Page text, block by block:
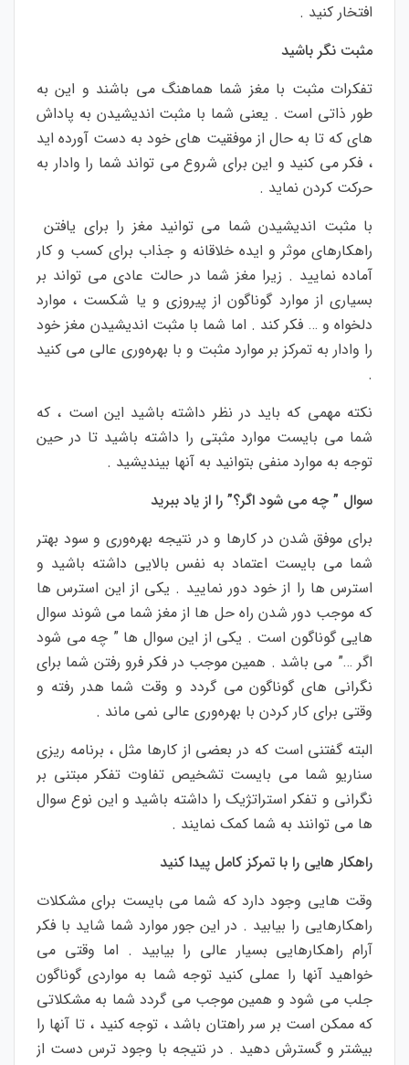
افتخار کنید .
مثبت نگر باشید
تفکرات مثبت با مغز شما هماهنگ می باشند و این به
طور ذاتی است . یعنی شما با مثبت اندیشیدن به پاداش
های که تا به حال از موفقیت های خود به دست آورده اید
، فکر می کنید و این برای شروع می تواند شما را وادار به
حرکت کردن نماید .
با مثبت اندیشیدن شما می توانید مغز را برای یافتن
راهکارهای موثر و ایده خلاقانه و جذاب برای کسب و کار
آماده نمایید . زیرا مغز شما در حالت عادی می تواند بر
بسیاری از موارد گوناگون از پیروزی و یا شکست ، موارد
دلخواه و … فکر کند . اما شما با مثبت اندیشیدن مغز خود
را وادار به تمرکز بر موارد مثبت و با بهره‌وری عالی می کنید
.
نکته مهمی که باید در نظر داشته باشید این است ، که
شما می بایست موارد مثبتی را داشته باشید تا در حین
توجه به موارد منفی بتوانید به آنها بیندیشید .
سوال ” چه می شود اگر؟” را از یاد ببرید
برای موفق شدن در کارها و در نتیجه بهره‌وری و سود بهتر
شما می بایست اعتماد به نفس بالایی داشته باشید و
استرس ها را از خود دور نمایید . یکی از این استرس ها
که موجب دور شدن راه حل ها از مغز شما می شوند سوال
هایی گوناگون است . یکی از این سوال ها ” چه می شود
اگر …” می باشد . همین موجب در فکر فرو رفتن شما برای
نگرانی های گوناگون می گردد و وقت شما هدر رفته و
وقتی برای کار کردن با بهره‌وری عالی نمی ماند .
البته گفتنی است که در بعضی از کارها مثل ، برنامه ریزی
سناریو شما می بایست تشخیص تفاوت تفکر مبتنی بر
نگرانی و تفکر استراتژیک را داشته باشید و این نوع سوال
ها می توانند به شما کمک نمایند .
راهکار هایی را با تمرکز کامل پیدا کنید
وقت هایی وجود دارد که شما می بایست برای مشکلات
راهکارهایی را بیابید . در این جور موارد شما شاید با فکر
آرام راهکارهایی بسیار عالی را بیابید . اما وقتی می
خواهید آنها را عملی کنید توجه شما به مواردی گوناگون
جلب می شود و همین موجب می گردد شما به مشکلاتی
که ممکن است بر سر راهتان باشد ، توجه کنید ، تا آنها را
بیشتر و گسترش دهید . در نتیجه با وجود ترس دست از